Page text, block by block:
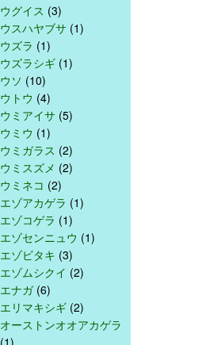
ウグイス (3)
ウスハヤブサ (1)
ウズラ (1)
ウズラシギ (1)
ウソ (10)
ウトウ (4)
ウミアイサ (5)
ウミウ (1)
ウミガラス (2)
ウミスズメ (2)
ウミネコ (2)
エゾアカゲラ (1)
エゾコゲラ (1)
エゾセンニュウ (1)
エゾビタキ (3)
エゾムシクイ (2)
エナガ(6)
エリマキシギ (2)
オーストンオオアカゲラ
(1)